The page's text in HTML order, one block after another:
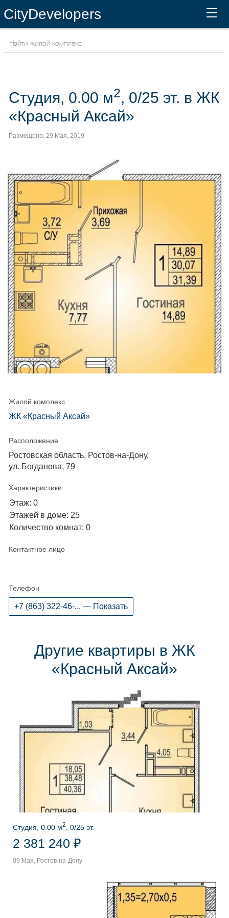
CityDevelopers
Студия, 0.00 м2, 0/25 эт. в ЖК
«Красный Аксай»
Размещено: 29 Мая, 2019
Жилой комплекс
ЖК «Красный Аксай»
Расположение
Ростовская область, Ростов-на-Дону,
ул. Богданова, 79
Характеристики
Этаж: 0
Этажей в доме: 25
Количество комнат: 0
Контактное лицо
Телефон
+7 (863) 322-46-... — Показать
Другие квартиры в ЖК
«Красный Аксай»
Студия, 0.00 м2 , 0/25 эт.
2 381 240 ₽
09 Мая, Ростов-на-Дону